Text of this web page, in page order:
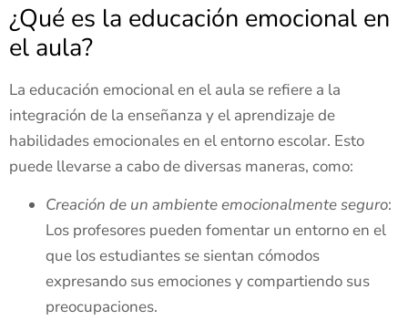
¿Qué es la educación emocional en
el aula?
La educación emocional en el aula se refiere a la
integración de la enseñanza y el aprendizaje de
habilidades emocionales en el entorno escolar. Esto
puede llevarse a cabo de diversas maneras, como:
Creación de un ambiente emocionalmente seguro:
Los profesores pueden fomentar un entorno en el
que los estudiantes se sientan cómodos
expresando sus emociones y compartiendo sus
preocupaciones.